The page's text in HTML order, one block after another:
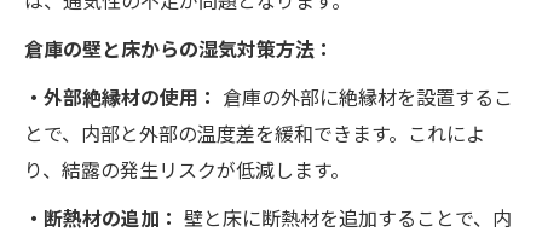
倉庫の壁と床からの湿気対策方法：
・外部絶縁材の使用： 倉庫の外部に絶縁材を設置するこ
とで、内部と外部の温度差を緩和できます。これによ
り、結露の発生リスクが低減します。
・断熱材の追加： 壁と床に断熱材を追加することで、内